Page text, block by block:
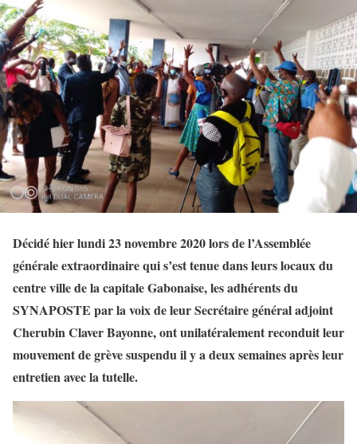
Décidé hier lundi 23 novembre 2020 lors de l’Assemblée
générale extraordinaire qui s’est tenue dans leurs locaux du
centre ville de la capitale Gabonaise, les adhérents du
SYNAPOSTE par la voix de leur Secrétaire général adjoint
Cherubin Claver Bayonne, ont unilatéralement reconduit leur
mouvement de grève suspendu il y a deux semaines après leur
entretien avec la tutelle.